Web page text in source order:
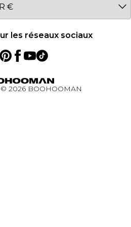
Beans
essentiels
les réseaux sociaux
© 2026BOOHOOMAN